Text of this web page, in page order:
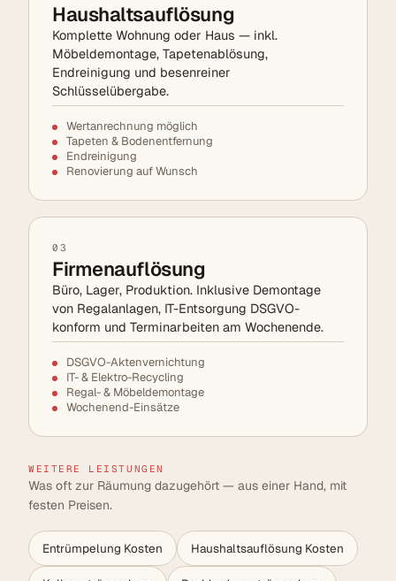
Haushaltsauflösung
Komplette Wohnung oder Haus — inkl.
Möbeldemontage, Tapetenablösung,
Endreinigung und besenreiner
Schlüsselübergabe.
Wertanrechnung möglich
Tapeten & Bodenentfernung
Endreinigung
Renovierung auf Wunsch
03
Firmenauflösung
Büro, Lager, Produktion. Inklusive Demontage
von Regalanlagen, IT-Entsorgung DSGVO-
konform und Terminarbeiten am Wochenende.
DSGVO-Aktenvernichtung
IT- & Elektro-Recycling
Regal- & Möbeldemontage
Wochenend-Einsätze
WEITERE LEISTUNGEN
Was oft zur Räumung dazugehört — aus einer Hand, mit
festen Preisen.
Entrümpelung Kosten Haushaltsauflösung Kosten